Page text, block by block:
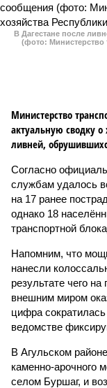
В Дагестане после
(фото: Министерство
Министерство
актуальную сводку
ливней,
Согласно
службам удалось
на 17 ранее
однако 18
транспортной
Напомним, что
нанесли
результате чего на
внешним миром
цифра
ведомстве
В Агульском
каменно-арочного
селом Буршаг, и